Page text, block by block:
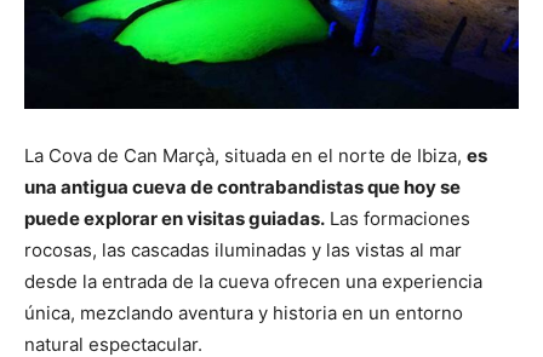
La Cova de Can Marçà, situada en el norte de Ibiza, es
una antigua cueva de contrabandistas que hoy se
puede explorar en visitas guiadas. Las formaciones
rocosas, las cascadas iluminadas y las vistas al mar
desde la entrada de la cueva ofrecen una experiencia
única, mezclando aventura y historia en un entorno
natural espectacular.